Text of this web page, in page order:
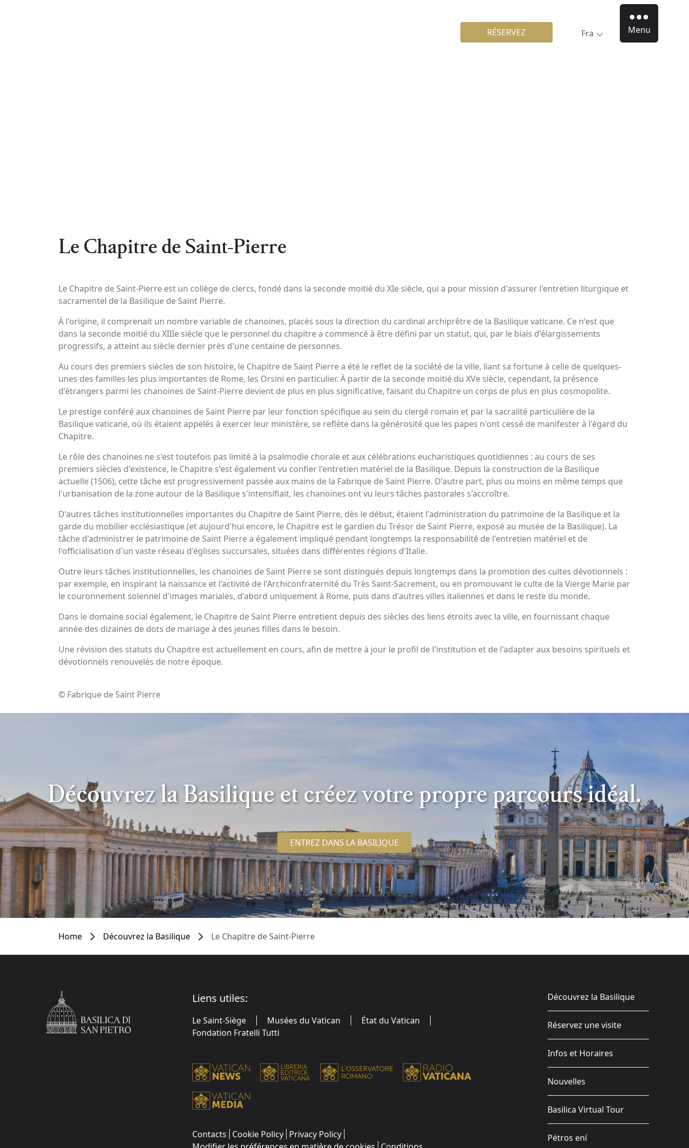
RÉSERVEZ Fra Menu
Le Chapitre de Saint-Pierre
Le Chapitre de Saint-Pierre est un collège de clercs, fondé dans la seconde moitié du XIe siècle, qui a pour mission d'assurer l'entretien liturgique et
sacramentel de la Basilique de Saint Pierre.
À l'origine, il comprenait un nombre variable de chanoines, placés sous la direction du cardinal archiprêtre de la Basilique vaticane. Ce n'est que
dans la seconde moitié du XIIIe siècle que le personnel du chapitre a commencé à être défini par un statut, qui, par le biais d'élargissements
progressifs, a atteint au siècle dernier près d'une centaine de personnes.
Au cours des premiers siècles de son histoire, le Chapitre de Saint Pierre a été le reflet de la société de la ville, liant sa fortune à celle de quelques-
unes des familles les plus importantes de Rome, les Orsini en particulier. À partir de la seconde moitié du XVe siècle, cependant, la présence
d'étrangers parmi les chanoines de Saint-Pierre devient de plus en plus significative, faisant du Chapitre un corps de plus en plus cosmopolite.
Le prestige conféré aux chanoines de Saint Pierre par leur fonction spécifique au sein du clergé romain et par la sacralité particulière de la
Basilique vaticane, où ils étaient appelés à exercer leur ministère, se reflète dans la générosité que les papes n'ont cessé de manifester à l'égard du
Chapitre.
Le rôle des chanoines ne s'est toutefois pas limité à la psalmodie chorale et aux célébrations eucharistiques quotidiennes : au cours de ses
premiers siècles d'existence, le Chapitre s'est également vu confier l'entretien matériel de la Basilique. Depuis la construction de la Basilique
actuelle (1506), cette tâche est progressivement passée aux mains de la Fabrique de Saint Pierre. D'autre part, plus ou moins en même temps que
l'urbanisation de la zone autour de la Basilique s'intensifiait, les chanoines ont vu leurs tâches pastorales s'accroître.
D'autres tâches institutionnelles importantes du Chapitre de Saint Pierre, dès le début, étaient l'administration du patrimoine de la Basilique et la
garde du mobilier ecclésiastique (et aujourd'hui encore, le Chapitre est le gardien du Trésor de Saint Pierre, exposé au musée de la Basilique). La
tâche d'administrer le patrimoine de Saint Pierre a également impliqué pendant longtemps la responsabilité de l'entretien matériel et de
l'officialisation d'un vaste réseau d'églises succursales, situées dans différentes régions d'Italie.
Outre leurs tâches institutionnelles, les chanoines de Saint Pierre se sont distingués depuis longtemps dans la promotion des cultes dévotionnels :
par exemple, en inspirant la naissance et l'activité de l'Archiconfraternité du Très Saint-Sacrement, ou en promouvant le culte de la Vierge Marie par
le couronnement solennel d'images mariales, d'abord uniquement à Rome, puis dans d'autres villes italiennes et dans le reste du monde.
Dans le domaine social également, le Chapitre de Saint Pierre entretient depuis des siècles des liens étroits avec la ville, en fournissant chaque
année des dizaines de dots de mariage à des jeunes filles dans le besoin.
Une révision des statuts du Chapitre est actuellement en cours, afin de mettre à jour le profil de l'institution et de l'adapter aux besoins spirituels et
dévotionnels renouvelés de notre époque.
© Fabrique de Saint Pierre
Découvrez la Basilique et créez votre propre parcours idéal.
ENTREZ DANS LA BASILIQUE
Home Découvrez la Basilique Le Chapitre de Saint-Pierre
Liens utiles:
Le Saint-Siège Musées du Vatican
État du Vatican
Fondation Fratelli Tutti
Contacts Cookie Policy Privacy Policy
Découvrez la Basilique
Réservez une visite
Infos et Horaires
Nouvelles
Basilica Virtual Tour
Pétros ení